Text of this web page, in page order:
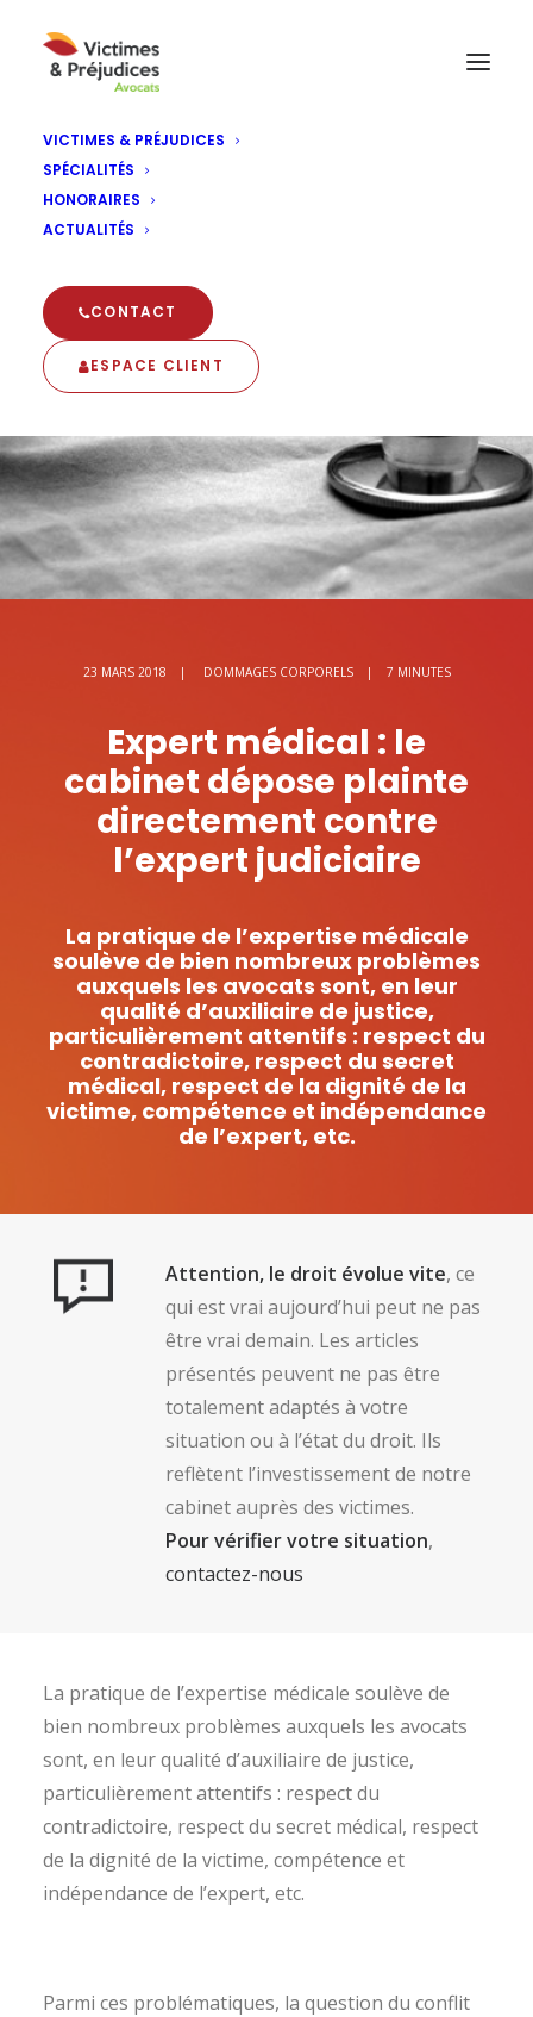
VICTIMES & PRÉJUDICES
SPÉCIALITÉS
HONORAIRES
ACTUALITÉS
CONTACT
ESPACE CLIENT
23 MARS 2018 | DOMMAGES CORPORELS | 7 MINUTES
Expert médical : le
cabinet dépose plainte
directement contre
l’expert judiciaire
La pratique de l’expertise médicale
soulève de bien nombreux problèmes
auxquels les avocats sont, en leur
qualité d’auxiliaire de justice,
particulièrement attentifs : respect du
contradictoire, respect du secret
médical, respect de la dignité de la
victime, compétence et indépendance
de l’expert, etc.
Attention, le droit évolue vite, ce
qui est vrai aujourd’hui peut ne pas
être vrai demain. Les articles
présentés peuvent ne pas être
totalement adaptés à votre
situation ou à l’état du droit. Ils
reflètent l’investissement de notre
cabinet auprès des victimes.
Pour vérifier votre situation,
contactez-nous
La pratique de l’expertise médicale soulève de
bien nombreux problèmes auxquels les avocats
sont, en leur qualité d’auxiliaire de justice,
particulièrement attentifs : respect du
contradictoire, respect du secret médical, respect
de la dignité de la victime, compétence et
indépendance de l’expert, etc.
Parmi ces problématiques, la question du conflit